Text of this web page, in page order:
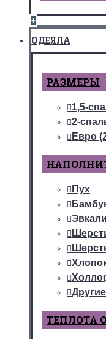
+
ОДЕЯЛА
РАЗМЕРЫ
1,5-
2-
Евро
Пух
ТЕПЛОТА